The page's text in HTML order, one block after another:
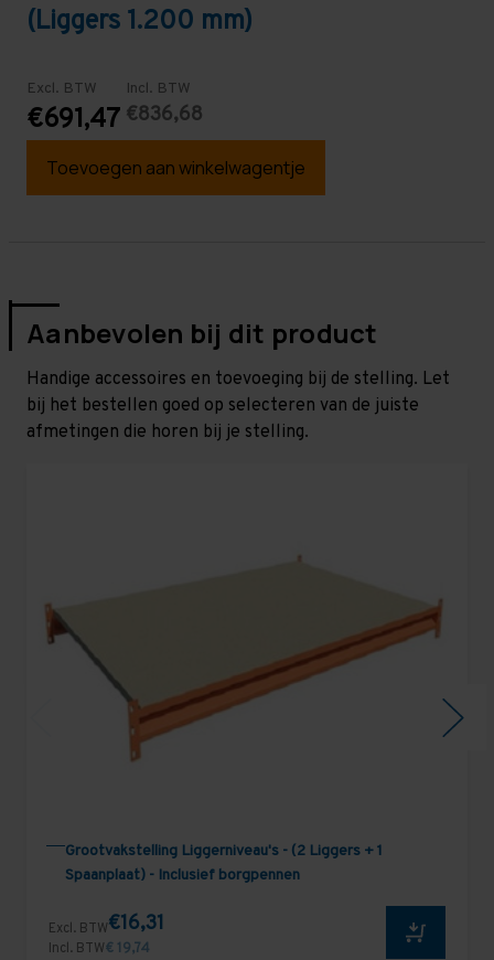
(Liggers 1.200 mm)
Excl. BTW
€691,47
Incl. BTW
€836,68
Toevoegen aan winkelwagentje
Aanbevolen bij dit product
Handige accessoires en toevoeging bij de stelling. Let
bij het bestellen goed op selecteren van de juiste
afmetingen die horen bij je stelling.
Grootvakstelling Liggerniveau's - (2 Liggers + 1
Spaanplaat) - Inclusief borgpennen
Excl. BTW€16,31
Incl. BTW€ 19,74